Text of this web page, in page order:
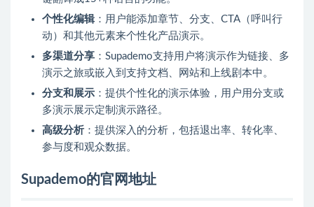
个性化编辑：用户能添加章节、分支、CTA（呼叫行
动）和其他元素来个性化产品演示。
多渠道分享 ：Supademo支持用户将演示作为链接、多
演示之旅或嵌入到支持文档、网站和上线剧本中。
分支和展示 ：提供个性化的演示体验，用户用分支或
多演示展示定制演示路径。
高级分析 ：提供深入的分析，包括退出率、转化率、
参与度和观众数据。
Supademo的官网地址